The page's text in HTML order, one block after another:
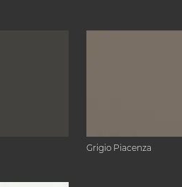
Grigio Piacenza